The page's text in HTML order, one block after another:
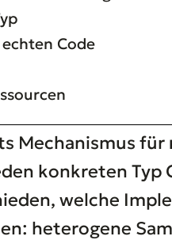
Code
Mechanismus für
konkreten Typ
welche
heterogene